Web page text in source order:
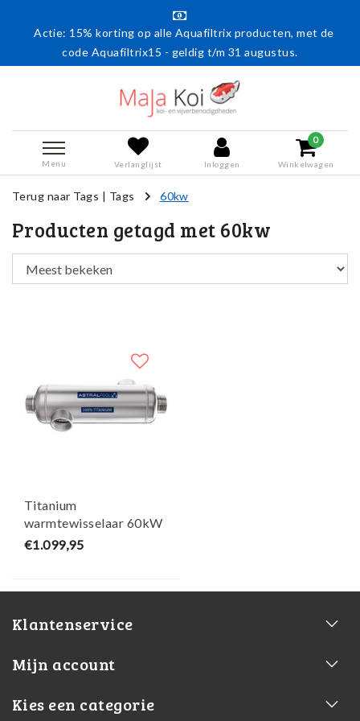
Actie: 15% korting op alle Aquafiltrix producten, met de
code Aquafiltrix15 - geldig t/m 31 augustus.
Menu Verlanglijst Inloggen
0
Winkelwagen
Terug naar Tags | Tags 60kw
Producten getagd met 60kw
Titanium
warmtewisselaar 60kW
AstralPool
€1.099,95
Klantenservice
Mijn account
Kies een categorie